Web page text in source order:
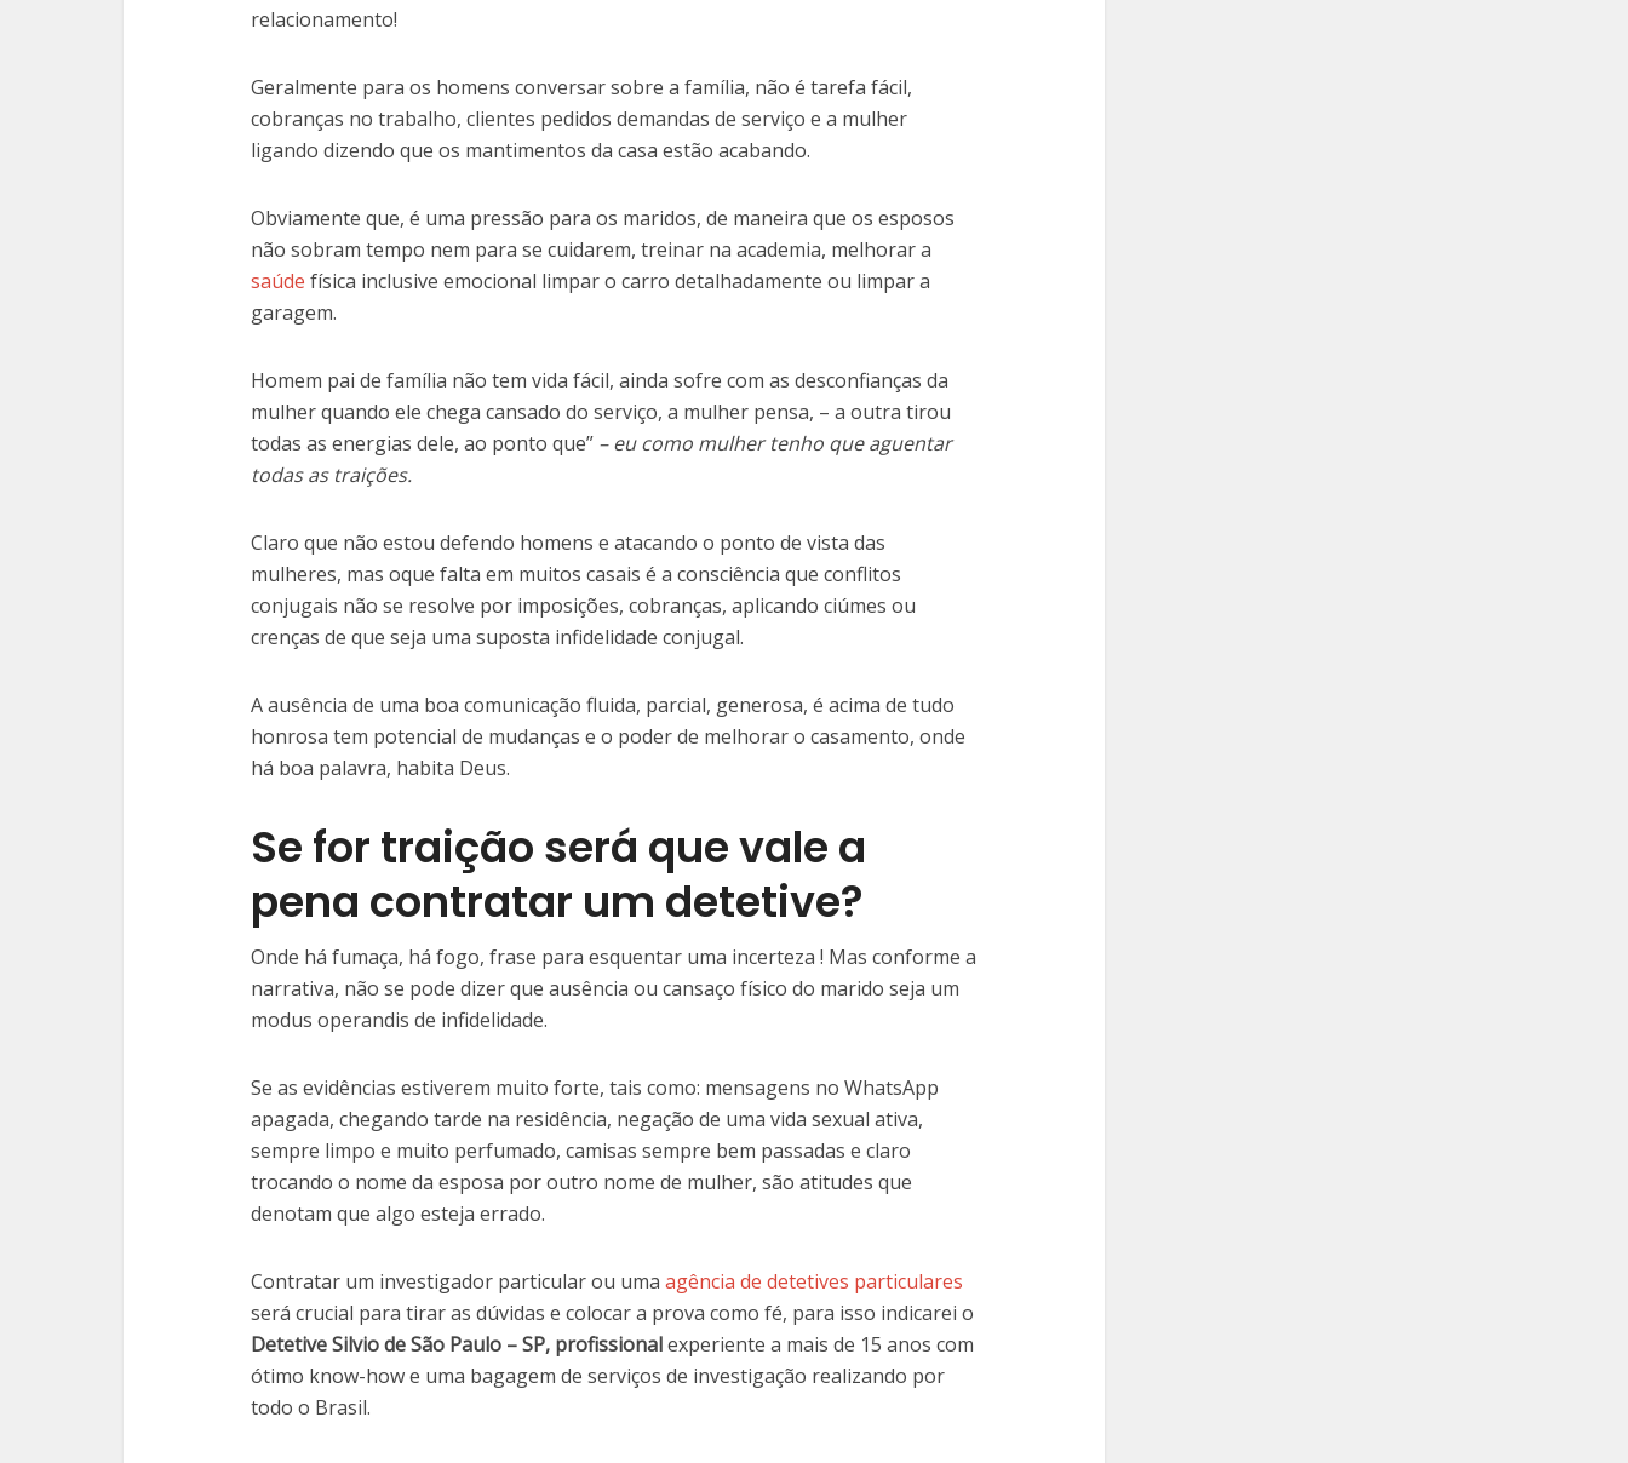
relacionamento!
Geralmente para os homens conversar sobre a família, não é tarefa fácil,
cobranças no trabalho, clientes pedidos demandas de serviço e a mulher
ligando dizendo que os mantimentos da casa estão acabando.
Obviamente que, é uma pressão para os maridos, de maneira que os esposos
não sobram tempo nem para se cuidarem, treinar na academia, melhorar a
saúde física inclusive emocional limpar o carro detalhadamente ou limpar a
garagem.
Homem pai de família não tem vida fácil, ainda sofre com as desconfianças da
mulher quando ele chega cansado do serviço, a mulher pensa, – a outra tirou
todas as energias dele, ao ponto que” – eu como mulher tenho que aguentar
todas as traições.
Claro que não estou defendo homens e atacando o ponto de vista das
mulheres, mas oque falta em muitos casais é a consciência que conflitos
conjugais não se resolve por imposições, cobranças, aplicando ciúmes ou
crenças de que seja uma suposta infidelidade conjugal.
A ausência de uma boa comunicação fluida, parcial, generosa, é acima de tudo
honrosa tem potencial de mudanças e o poder de melhorar o casamento, onde
há boa palavra, habita Deus.
Se for traição será que vale a
pena contratar um detetive?
Onde há fumaça, há fogo, frase para esquentar uma incerteza ! Mas conforme a
narrativa, não se pode dizer que ausência ou cansaço físico do marido seja um
modus operandis de infidelidade.
Se as evidências estiverem muito forte, tais como: mensagens no WhatsApp
apagada, chegando tarde na residência, negação de uma vida sexual ativa,
sempre limpo e muito perfumado, camisas sempre bem passadas e claro
trocando o nome da esposa por outro nome de mulher, são atitudes que
denotam que algo esteja errado.
Contratar um investigador particular ou uma agência de detetives particulares
será crucial para tirar as dúvidas e colocar a prova como fé, para isso indicarei o
Detetive Silvio de São Paulo – SP, profissionalexperiente a mais de 15 anos com
ótimo know-how e uma bagagem de serviços de investigação realizando por
todo o Brasil.